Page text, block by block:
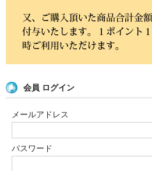
会員 ログイン
メールアドレス
パスワード